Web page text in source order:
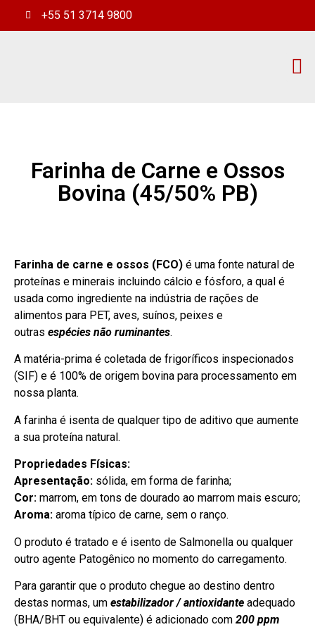
+55 51 3714 9800
Farinha de Carne e Ossos
Bovina (45/50% PB)
Farinha de carne e ossos (FCO) é uma fonte natural de
proteínas e minerais incluindo cálcio e fósforo, a qual é
usada como ingrediente na indústria de rações de
alimentos para PET, aves, suínos, peixes e
outras espécies não ruminantes.
A matéria-prima é coletada de frigoríficos inspecionados
(SIF) e é 100% de origem bovina para processamento em
nossa planta.
A farinha é isenta de qualquer tipo de aditivo que aumente
a sua proteína natural.
Propriedades Físicas:
Apresentação: sólida, em forma de farinha;
Cor: marrom, em tons de dourado ao marrom mais escuro;
Aroma: aroma típico de carne, sem o ranço.
O produto é tratado e é isento de Salmonella ou qualquer
outro agente Patogênico no momento do carregamento.
Para garantir que o produto chegue ao destino dentro
destas normas, um estabilizador / antioxidante adequado
(BHA/BHT ou equivalente) é adicionado com 200 ppm